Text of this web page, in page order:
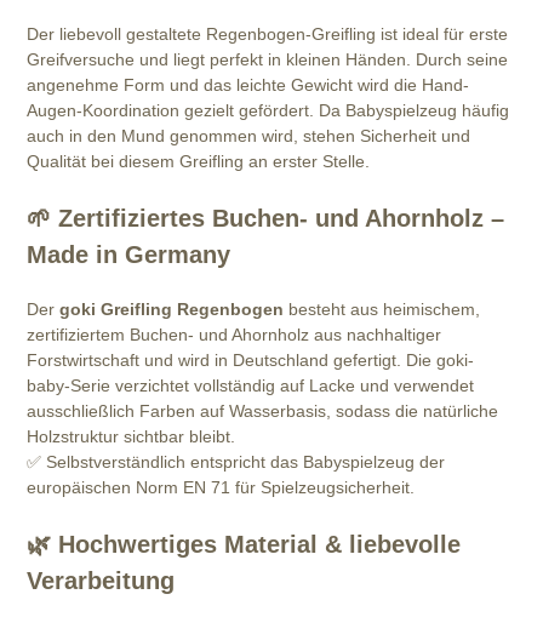
Der liebevoll gestaltete Regenbogen-Greifling ist ideal für erste
Greifversuche und liegt perfekt in kleinen Händen. Durch seine
angenehme Form und das leichte Gewicht wird die Hand-
Augen-Koordination gezielt gefördert. Da Babyspielzeug häufig
auch in den Mund genommen wird, stehen Sicherheit und
Qualität bei diesem Greifling an erster Stelle.
🌱Zertifiziertes Buchen- und Ahornholz –
Made in Germany
Dergoki Greifling Regenbogen besteht aus heimischem,
zertifiziertem Buchen- und Ahornholz aus nachhaltiger
Forstwirtschaft und wird in Deutschland gefertigt. Die goki-
baby-Serie verzichtet vollständig auf Lacke und verwendet
ausschließlich Farben auf Wasserbasis, sodass die natürliche
Holzstruktur sichtbar bleibt.
✅ Selbstverständlich entspricht das Babyspielzeug der
europäischen Norm EN 71 für Spielzeugsicherheit.
🌿 Hochwertiges Material & liebevolle
Verarbeitung